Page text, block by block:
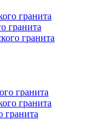
гранита
гранита
гранита
гранита
гранита
гранита